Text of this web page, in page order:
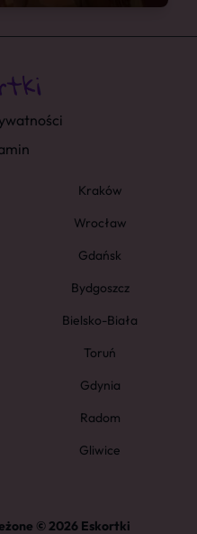
Kraków
Wrocław
Gdańsk
Bydgoszcz
Bielsko-Biała
Toruń
Gdynia
Radom
Gliwice
© 2026 Eskortki